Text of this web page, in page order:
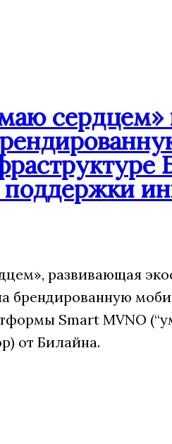
сердцем»
поддержки
развивающая
брендированную
Smart MVNO
от Билайна.